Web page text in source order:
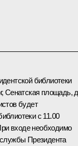
библиотеки
Сенатская площадь,
будет
с 11.00
входе необходимо
Президента